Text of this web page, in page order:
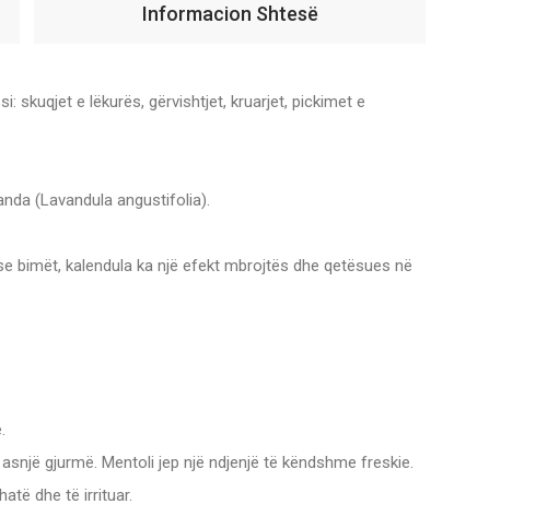
Informacion Shtesë
skuqjet e lëkurës, gërvishtjet, kruarjet, pickimet e
(Lavandula angustifolia).
bimët, kalendula ka një efekt mbrojtës dhe qetësues në
gjurmë. Mentoli jep një ndjenjë të këndshme freskie.
dhe të irrituar.